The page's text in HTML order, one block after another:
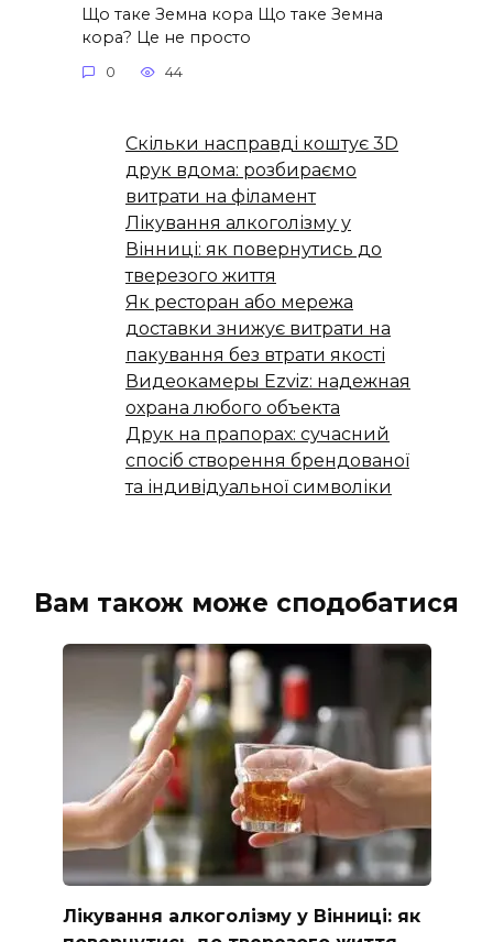
Що таке Земна кора Що таке Земна
кора? Це не просто
0 44
Скільки насправді коштує 3D
друк вдома: розбираємо
витрати на філамент
Лікування алкоголізму у
Вінниці: як повернутись до
тверезого життя
Як ресторан або мережа
доставки знижує витрати на
пакування без втрати якості
Видеокамеры Ezviz: надежная
охрана любого объекта
Друк на прапорах: сучасний
спосіб створення брендованої
та індивідуальної символіки
Вам також може сподобатися
Лікування алкоголізму у Вінниці: як